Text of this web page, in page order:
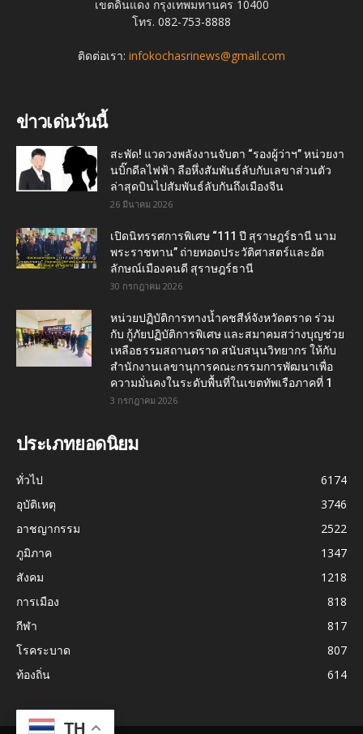
เขตดินแดง กรุงเทพมหานคร 10400
โทร. 082-753-8888
ติดต่อเรา: infokochasrinews@gmail.com
ข่าวเด่นวันนี้
สะพัด! แวดวงพลังงานจับตา “รองผู้ว่าฯ” หน่วยงา
นบิ๊กดีลไฟฟ้า ลือหึ่งสัมพันธ์ลับกับเลขาส่วนตัว
ล่าสุดบินไปสัมพันธ์ลับกันถึงเมืองจีน
26 มีนาคม 2026
เปิดนิทรรศการพิเศษ “111 ปี สุราษฎร์ธานี นาม
พระราชทาน” ถ่ายทอดประวัติศาสตร์และอัต
ลักษณ์เมืองคนดี สุราษฎร์ธานี
30 กรกฎาคม 2026
หน่วยปฏิบัติการทางน้ำคชสีห์จังหวัดตราด ร่วม
กับ กู้ภัยปฏิบัติการพิเศษ และสมาคมสว่างบุญช่วย
เหลือธรรมสถานตราด สนับสนุนวิทยากร ให้กับ
สำนักงานเลขานุการคณะกรรมการพัฒนาเพื่อ
ความมั่นคงในระดับพื้นที่ในเขตทัพเรือภาคที่ 1
3 กรกฎาคม 2026
ประเภทยอดนิยม
ทั่วไป
6174
อุบัติเหตุ
3746
อาชญากรรม
2522
ภูมิภาค
1347
สังคม
1218
การเมือง
818
กีฬา
817
โรคระบาด
807
ท้องถิ่น
614
TH